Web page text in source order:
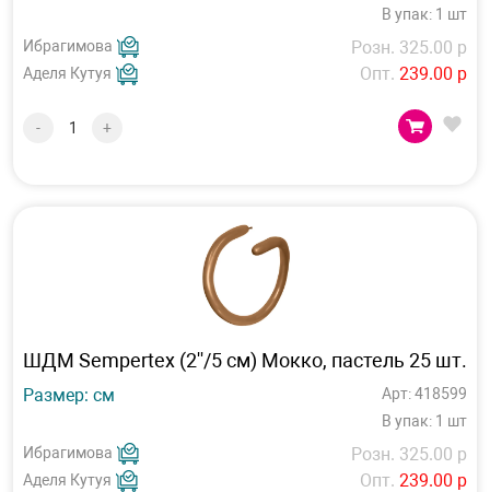
В упак: 1 шт
Ибрагимова
Аделя Кутуя
Розн. 325.00 р
Опт. 239.00 р
- +
ШДМ Sempertex (2''/5 см) Мокко, пастель 25 шт.
Размер: см
Арт: 418599
В упак: 1 шт
Ибрагимова
Аделя Кутуя
Розн. 325.00 р
Опт. 239.00 р